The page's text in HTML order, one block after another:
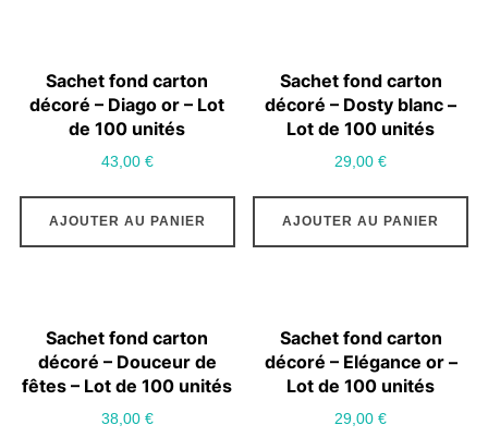
produit
Sachet fond carton
décoré – Diago or – Lot
de 100 unités
43,00 €
AJOUTER AU PANIER
Sachet fond carton
décoré – Dosty blanc –
Lot de 100 unités
29,00€
AJOUTER AU PANIER
Sachet fond carton
décoré – Douceur de
fêtes – Lot de 100 unités
38,00 €
Sachet fond carton
décoré – Elégance or –
Lot de 100 unités
29,00€